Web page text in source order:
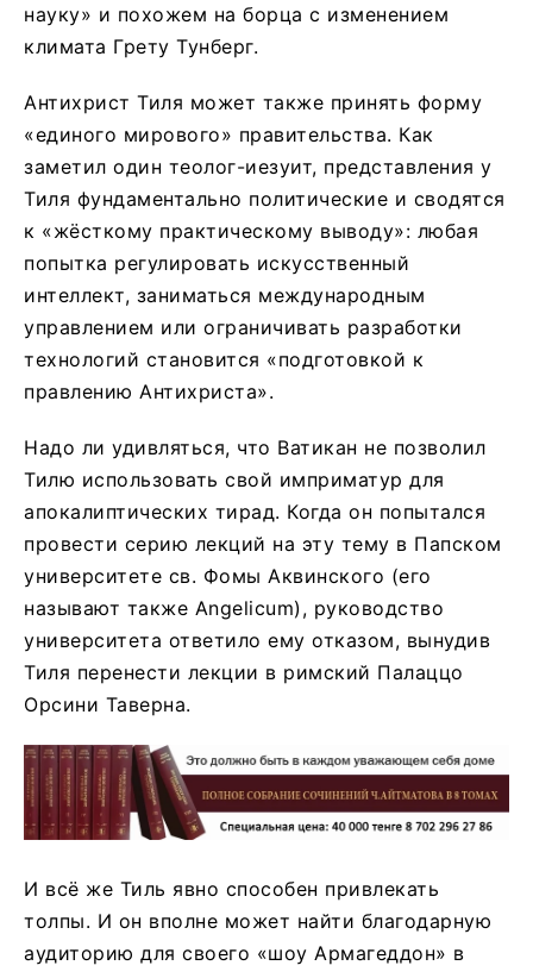
науку» и похожем на борца с изменением
климата Грету Тунберг.
Антихрист Тиля может также принять форму
«единого мирового» правительства. Как
заметил один теолог-иезуит, представления у
Тиля фундаментально политические и сводятся
к «жёсткому практическому выводу»: любая
попытка регулировать искусственный
интеллект, заниматься международным
управлением или ограничивать разработки
технологий становится «подготовкой к
правлению Антихриста».
Надо ли удивляться, что Ватикан не позволил
Тилю использовать свой имприматур для
апокалиптических тирад. Когда он попытался
провести серию лекций на эту тему в Папском
университете св. Фомы Аквинского (его
называют также Angelicum), руководство
университета ответило ему отказом, вынудив
Тиля перенести лекции в римский Палаццо
Орсини Таверна.
И всё же Тиль явно способен привлекать
толпы. И он вполне может найти благодарную
аудиторию для своего «шоу Армагеддон» в